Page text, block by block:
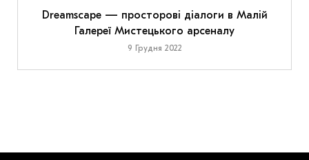
Dreamscape — просторові діалоги в Малій
Галереї Мистецького арсеналу
9 Грудня 2022